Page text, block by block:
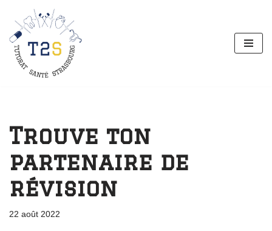
Aller
au
contenu
Trouve ton
partenaire de
révision
22 août 2022